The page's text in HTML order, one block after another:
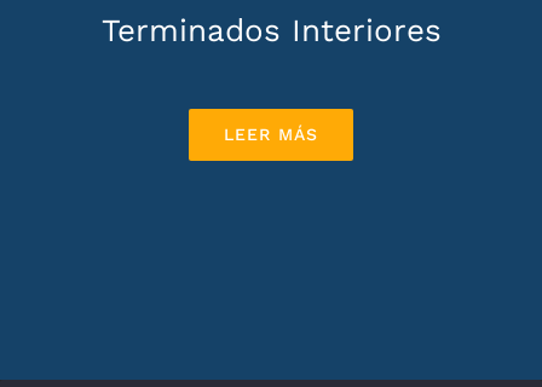
Terminados Interiores
LEER MÁS